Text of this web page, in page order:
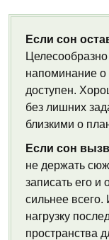
Если сон
Целесообразно
напоминание о
доступен.
без лишних
близкими о
Если сон
не держать
записать его и
сильнее всего.
нагрузку
пространства